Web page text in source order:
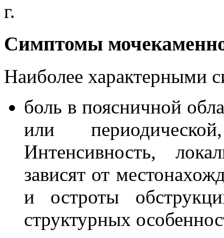
г.
Симптомы
Наиболее характерными
боль в поясничной
или
Интенсивность,
зависят от
и остроты
структурных